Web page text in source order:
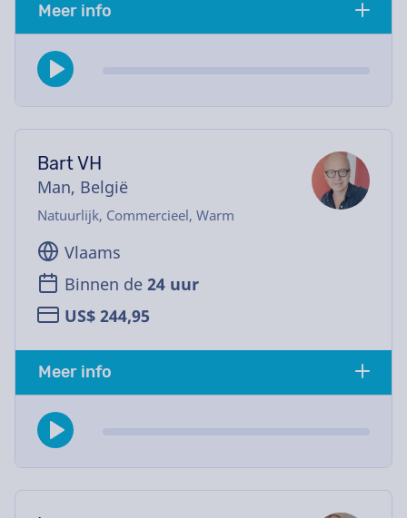
Meer info
Bart VH
Man, België
Natuurlijk, Commercieel, Warm
Vlaams
Binnen de 24 uur
US$ 244,95
Meer info